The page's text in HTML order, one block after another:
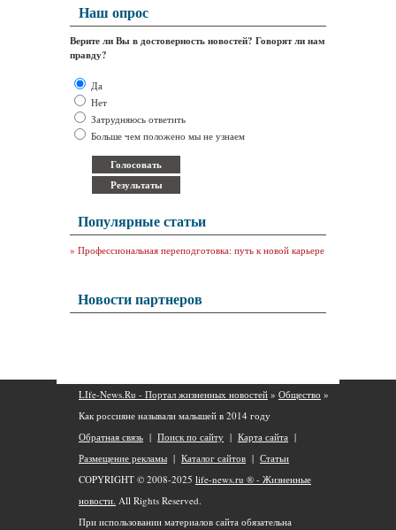
Наш опрос
Верите ли Вы в достоверность новостей? Говорят ли нам
правду?
Да
Нет
Затрудняюсь ответить
Больше чем положено мы не узнаем
Популярные статьи
» Профессиональная переподготовка: путь к новой карьере
Новости партнеров
LIfe-News.Ru - Портал жизненных новостей » Общество »
Как россияне называли малышей в 2014 году
Обратная связь | Поиск по сайту | Карта сайта |
Размещение рекламы | Каталог сайтов | Статьи
COPYRIGHT © 2008-2025 life-news.ru ® - Жизненные
новости. All Rights Reserved.
При использовании материалов сайта обязательна